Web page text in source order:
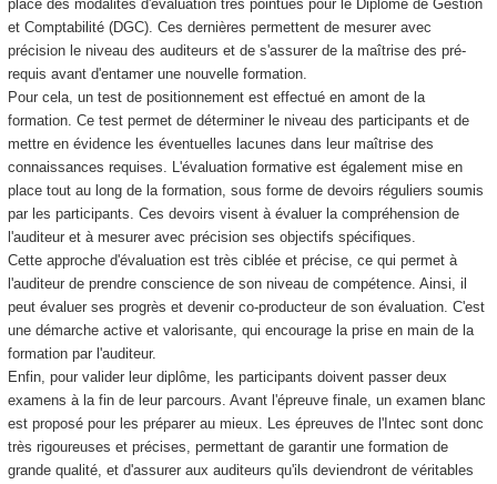
place des modalités d'évaluation très pointues pour le Diplôme de Gestion
et Comptabilité (DGC). Ces dernières permettent de mesurer avec
précision le niveau des auditeurs et de s'assurer de la maîtrise des pré-
requis avant d'entamer une nouvelle formation.
Pour cela, un test de positionnement est effectué en amont de la
formation. Ce test permet de déterminer le niveau des participants et de
mettre en évidence les éventuelles lacunes dans leur maîtrise des
connaissances requises. L'évaluation formative est également mise en
place tout au long de la formation, sous forme de devoirs réguliers soumis
par les participants. Ces devoirs visent à évaluer la compréhension de
l'auditeur et à mesurer avec précision ses objectifs spécifiques.
Cette approche d'évaluation est très ciblée et précise, ce qui permet à
l'auditeur de prendre conscience de son niveau de compétence. Ainsi, il
peut évaluer ses progrès et devenir co-producteur de son évaluation. C'est
une démarche active et valorisante, qui encourage la prise en main de la
formation par l'auditeur.
Enfin, pour valider leur diplôme, les participants doivent passer deux
examens à la fin de leur parcours. Avant l'épreuve finale, un examen blanc
est proposé pour les préparer au mieux. Les épreuves de l'Intec sont donc
très rigoureuses et précises, permettant de garantir une formation de
grande qualité, et d'assurer aux auditeurs qu'ils deviendront de véritables